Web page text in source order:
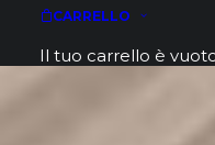
CARRELLO
Il tuo carrello è